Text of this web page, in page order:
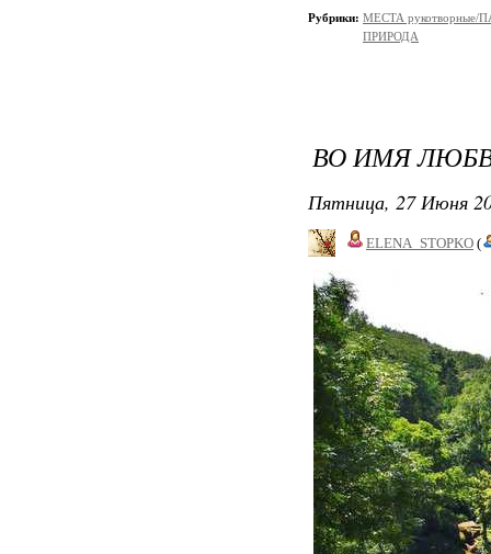
Рубрики: МЕСТА рукотворные/
ПРИРОДА
ВО ИМЯ
Пятница, 27 Июня
ELENA_STOPKO (